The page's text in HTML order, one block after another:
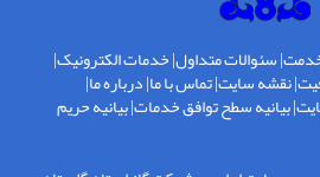
|سئوالات متداول|خدمات الکترونیک|
|نقشه سایت|تماس با ما|درباره ما|
|بیانیه سطح توافق خدمات|بیانیه حریم